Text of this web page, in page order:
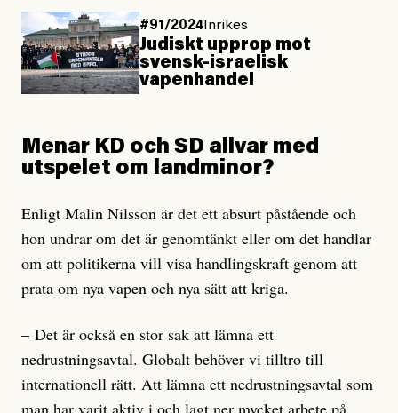
#91/2024Inrikes
Judiskt upprop mot
svensk-israelisk
vapenhandel
Menar KD och SD allvar med
utspelet om landminor?
Enligt Malin Nilsson är det ett absurt påstående och
hon undrar om det är genomtänkt eller om det handlar
om att politikerna vill visa handlingskraft genom att
prata om nya vapen och nya sätt att kriga.
– Det är också en stor sak att lämna ett
nedrustningsavtal. Globalt behöver vi tilltro till
internationell rätt. Att lämna ett nedrustningsavtal som
man har varit aktiv i och lagt ner mycket arbete på